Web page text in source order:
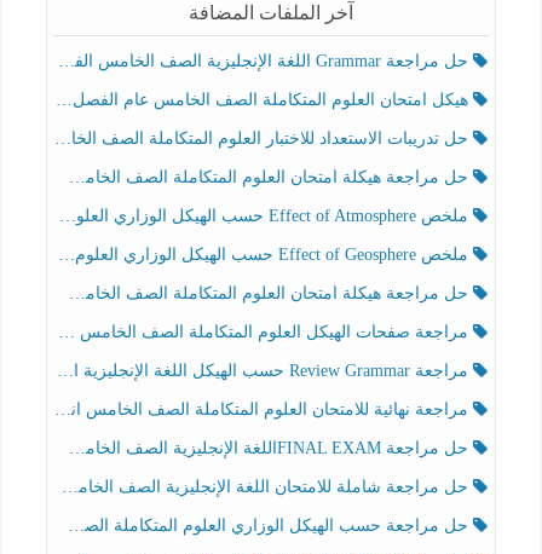
آخر الملفات المضافة
حل مراجعة Grammar اللغة الإنجليزية الصف الخامس الفصل الثالث
هيكل امتحان العلوم المتكاملة الصف الخامس عام الفصل الدراسي الثالث 2025-2026
حل تدريبات الاستعداد للاختبار العلوم المتكاملة الصف الخامس عام الفصل الثالث
حل مراجعة هيكلة امتحان العلوم المتكاملة الصف الخامس انسبير الفصل الثالث
ملخص Effect of Atmosphere حسب الهيكل الوزاري العلوم المتكاملة الصف الخامس انسبير الفصل الثالث
ملخص Effect of Geosphere حسب الهيكل الوزاري العلوم المتكاملة الصف الخامس انسبير الفصل الثالث
حل مراجعة هيكلة امتحان العلوم المتكاملة الصف الخامس عام الفصل الثالث
مراجعة صفحات الهيكل العلوم المتكاملة الصف الخامس انسبير الفصل الثالث
مراجعة Review Grammar حسب الهيكل اللغة الإنجليزية الصف الخامس الفصل الثالث
مراجعة نهائية للامتحان العلوم المتكاملة الصف الخامس انسبير الفصل الثالث
حل مراجعة FINAL EXAMاللغة الإنجليزية الصف الخامس الفصل الثالث
حل مراجعة شاملة للامتحان اللغة الإنجليزية الصف الخامس الفصل الثالث
حل مراجعة حسب الهيكل الوزاري العلوم المتكاملة الصف الخامس عام الفصل الثالث